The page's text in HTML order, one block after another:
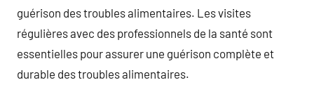
guérison des troubles alimentaires. Les visites
régulières avec des professionnels de la santé sont
essentielles pour assurer une guérison complète et
durable des troubles alimentaires.